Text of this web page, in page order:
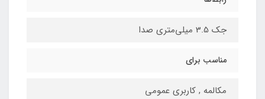
جک 3.5 میلی‌متری صدا
مناسب برای
مکالمه , کاربری عمومی